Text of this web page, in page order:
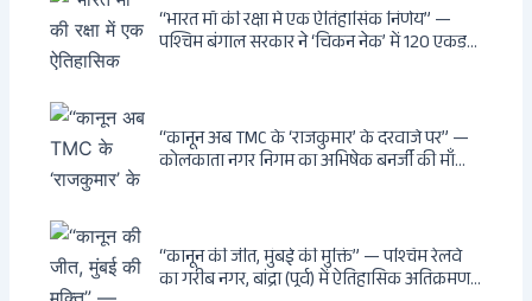
अनुमति, राज्यों को 10 कड़े निर्देश
“भारत माँ की रक्षा में एक ऐतिहासिक निर्णय” —
पश्चिम बंगाल सरकार ने ‘चिकन नेक’ में 120 एकड़
दुश्मनों की नींद उड़ाई
“कानून अब TMC के ‘राजकुमार’ के दरवाजे पर” —
कोलकाता नगर निगम का अभिषेक बनर्जी की माँ
वंशवाद के भ्रष्टाचार की सम्पूर्ण कहानी
“कानून की जीत, मुंबई की मुक्ति” — पश्चिम रेलवे
का गरीब नगर, बांद्रा (पूर्व) में ऐतिहासिक अतिक्रमण-